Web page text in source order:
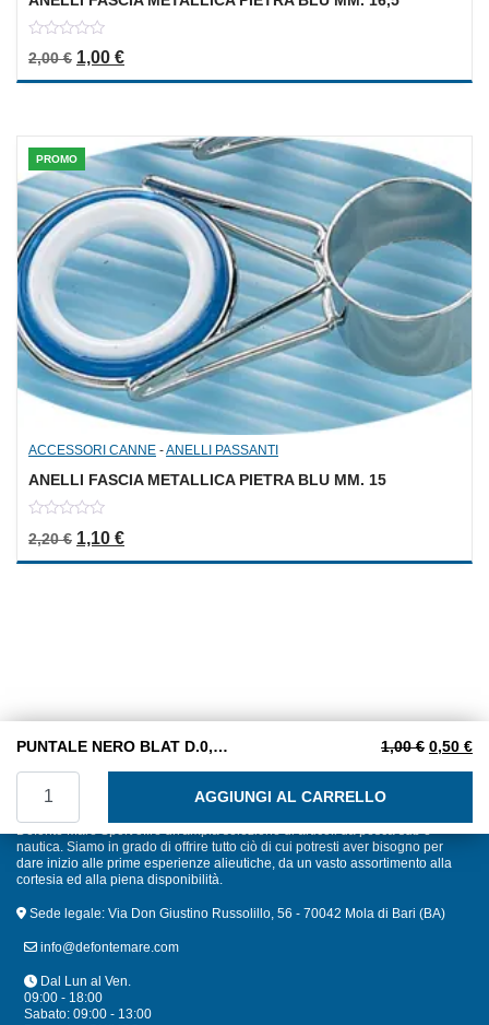
out
of
2,00€ Il prezzo originale era: 2,00 €.
1,00 €Il prezzo attuale è: 1,00 €.
PROMO
ACCESSORI CANNE -ANELLI PASSANTI
ANELLI FASCIA METALLICA PIETRA BLU MM. 15
out
of
2,20€ Il prezzo originale era: 2,20 €.
1,10 €Il prezzo attuale è: 1,10 €.
PUNTALE NERO BLAT D.0,8/4 1,00€ Il
0,50 €Il
AGGIUNGI AL CARRELLO
nautica. Siamo in grado di offrire tutto ciò di cui potresti aver bisogno per
dare inizio alle prime esperienze alieutiche, da un vasto assortimento alla
cortesia ed alla piena disponibilità.
Sede legale: Via Don Giustino Russolillo, 56 - 70042 Mola di Bari (BA)
info@defontemare.com
Dal Lun al Ven.
09:00 - 18:00
Sabato: 09:00 - 13:00